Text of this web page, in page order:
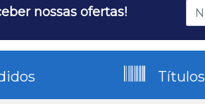
nossas ofertas!
Títulos